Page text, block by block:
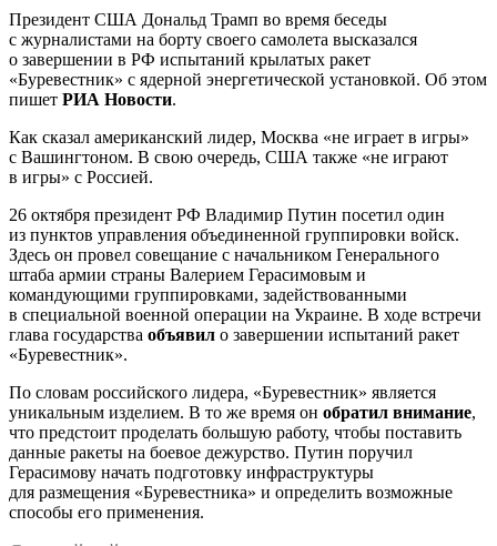
Президент США Дональд Трамп во время беседы
с журналистами на борту своего самолета высказался
о завершении в РФ испытаний крылатых ракет
«Буревестник» с ядерной энергетической установкой. Об этом
пишет РИА Новости.
Как сказал американский лидер, Москва «не играет в игры»
с Вашингтоном. В свою очередь, США также «не играют
в игры» с Россией.
26 октября президент РФ Владимир Путин посетил один
из пунктов управления объединенной группировки войск.
Здесь он провел совещание с начальником Генерального
штаба армии страны Валерием Герасимовым и
командующими группировками, задействованными
в специальной военной операции на Украине. В ходе встречи
глава государства объявил о завершении испытаний ракет
«Буревестник».
По словам российского лидера, «Буревестник» является
уникальным изделием. В то же время он обратил внимание,
что предстоит проделать большую работу, чтобы поставить
данные ракеты на боевое дежурство. Путин поручил
Герасимову начать подготовку инфраструктуры
для размещения «Буревестника» и определить возможные
способы его применения.